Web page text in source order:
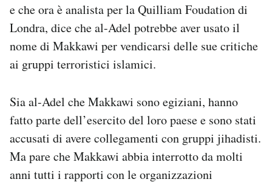
e che ora è analista per la Quilliam Foudation di
Londra, dice che al-Adel potrebbe aver usato il
nome di Makkawi per vendicarsi delle sue critiche
ai gruppi terroristici islamici.
Sia al-Adel che Makkawi sono egiziani, hanno
fatto parte dell’esercito del loro paese e sono stati
accusati di avere collegamenti con gruppi jihadisti.
Ma pare che Makkawi abbia interrotto da molti
anni tutti i rapporti con le organizzazioni